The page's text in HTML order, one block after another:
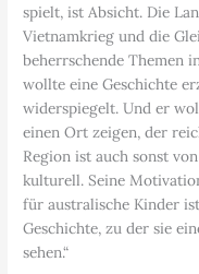
spielt, ist Absicht. Die
Vietnamkrieg und die
beherrschende Themen
wollte eine Geschichte
widerspiegelt. Und er
einen Ort zeigen, der
Region ist auch sonst
kulturell. Seine
für australische Kinder
Geschichte, zu der sie
sehen.“